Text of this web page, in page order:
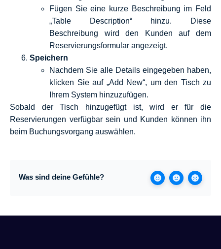
Fügen Sie eine kurze Beschreibung im Feld
„Table Description“ hinzu. Diese
Beschreibung wird den Kunden auf dem
Reservierungsformular angezeigt.
Speichern
Nachdem Sie alle Details eingegeben haben,
klicken Sie auf „Add New“, um den Tisch zu
Ihrem System hinzuzufügen.
Sobald der Tisch hinzugefügt ist, wird er für die
Reservierungen verfügbar sein und Kunden können ihn
beim Buchungsvorgang auswählen.
Was sind deine Gefühle?